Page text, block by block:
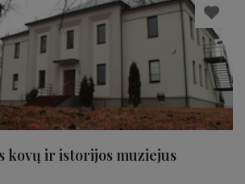
kovų ir istorijos muziejus